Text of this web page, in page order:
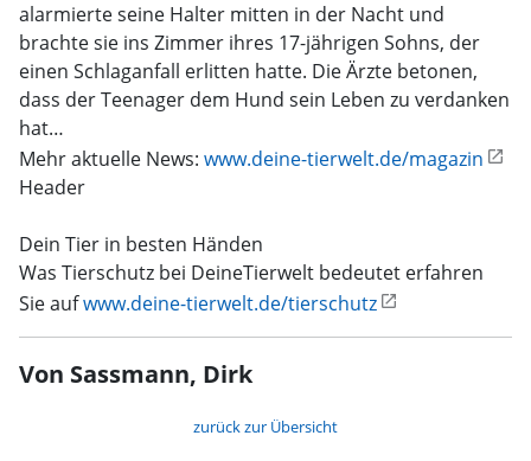
alarmierte seine Halter mitten in der Nacht und
brachte sie ins Zimmer ihres 17-jährigen Sohns, der
einen Schlaganfall erlitten hatte. Die Ärzte betonen,
dass der Teenager dem Hund sein Leben zu verdanken
hat…
Mehr aktuelle News: www.deine-tierwelt.de/magazin
Header
Dein Tier in besten Händen
Was Tierschutz bei DeineTierwelt bedeutet erfahren
Sie aufwww.deine-tierwelt.de/tierschutz
Von Sassmann, Dirk
zurück zur Übersicht